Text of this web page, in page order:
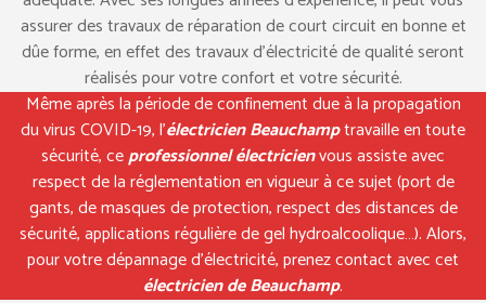
assurer des travaux de réparation de court circuit en bonne et
dûe forme, en effet des travaux d’électricité de qualité seront
réalisés pour votre confort et votre sécurité.
Même après la période de confinement due à la propagation
du virus COVID-19, l’électricien Beauchamptravaille en toute
sécurité, ceprofessionnel électricienvous assiste avec
respect de la réglementation en vigueur à ce sujet (port de
gants, de masques de protection, respect des distances de
sécurité, applications régulière de gel hydroalcoolique…). Alors,
pour votre dépannage d’électricité, prenez contact avec cet
électricien de Beauchamp.